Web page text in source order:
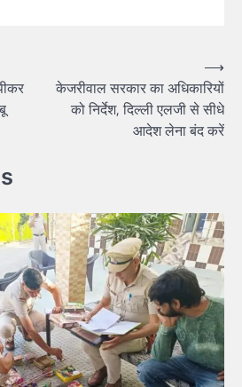
केजरीवाल सरकार का अधिकारियों
को निर्देश, दिल्ली एलजी से सीधे
आदेश लेना बंद करें
⟶